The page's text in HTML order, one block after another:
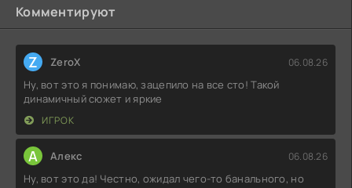
Комментируют
Z ZeroX 06.08.26
Ну, вот это я понимаю, зацепило на все сто! Такой
динамичный сюжет и яркие
ИГРОК
А Алекс 06.08.26
Ну, вот это да! Честно, ожидал чего-то банального, но